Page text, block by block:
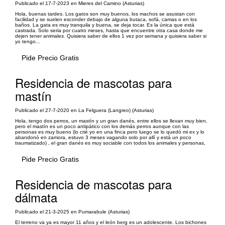
Publicado el 17-7-2023 en Mieres del Camino (Asturias)
Hola, buenas tardes. Los gatos son muy buenos, los machos se asustan con
facilidad y se suelen esconder debajo de alguna butaca, sofá, camas o en los
baños. La gata es muy tranquila y buena, se deja tocar. Es la única que está
castrada. Solo seria por cuatro meses, hasta que encuentre otra casa donde me
dejen tener animales. Quisiera saber de ellos 1 vez por semana y quisiera saber si
yo tengo...
Pide Precio Gratis
Residencia de mascotas para
mastín
Publicado el 27-7-2020 en La Felguera (Langreo) (Asturias)
Hola, tengo dos perros, un mastín y un gran danés, entre ellos se llevan muy bien,
pero el mastín es un poco antipático con los demás perros aunque con las
personas es muy bueno (lo crié yo en una finca pero luego se lo quedó mi ex y lo
abandonó en zamora, estuvo 3 meses vagando solo por allí y está un poco
traumatizado) , el gran danés es muy sociable con todos los animales y personas,
Pide Precio Gratis
Residencia de mascotas para
dálmata
Publicado el 21-3-2025 en Pumarabule (Asturias)
El terreno va ya es mayor 11 años y el león berg es un adolescente. Los bichones